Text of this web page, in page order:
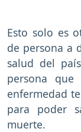
Esto solo es
de persona a
salud del
persona
enfermedad
para poder
muerte.